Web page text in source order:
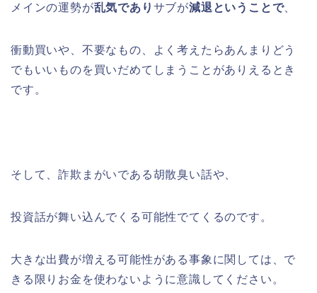
メインの運勢が乱気であり サブが減退ということで、
衝動買いや、不要なもの、よく考えたらあんまりどう
でもいいものを買いだめてしまうことがありえるとき
です。
そして、詐欺まがいである胡散臭い話や、
投資話が舞い込んでくる可能性でてくるのです。
大きな出費が増える可能性がある事象に関しては、で
きる限りお金を使わないように意識してください。